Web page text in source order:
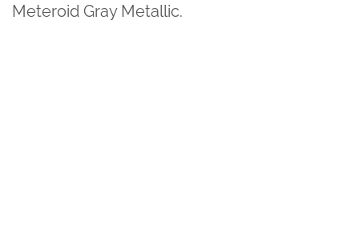
Meteroid Gray Metallic.